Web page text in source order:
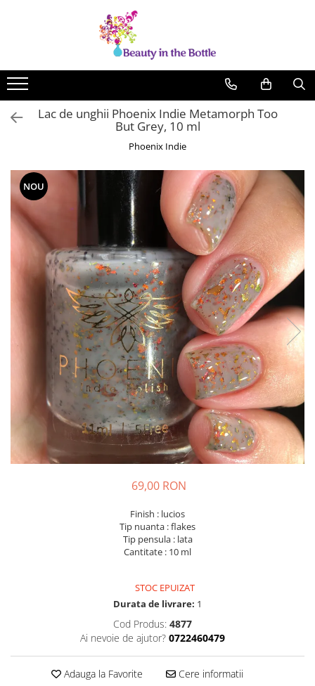
OPI
ILNP
Zoya
Cadillacquer
Cirque
Cuticula
Phoenix Indie
Base coat
Top Coat
IngrijireLac de unghii Phoenix Indie Metamorph Too
But Grey, 10 ml
Phoenix Indie
NOU
69,00 RON
Finish : lucios
Tip nuanta : flakes
Tip pensula : lata
Cantitate : 10 ml
STOC EPUIZAT
Durata de livrare: 1
Cod Produs: 4877
Ai nevoie de ajutor? 0722460479
Adauga la Favorite Cere informatii